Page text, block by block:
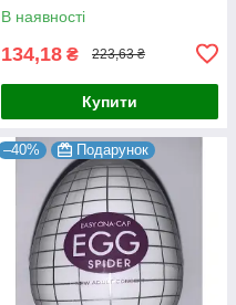
В наявності
134,18 ₴ 223,63 ₴
Купити
–40% Подарунок